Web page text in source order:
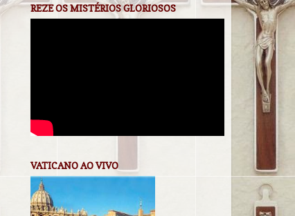
REZE OS MISTÉRIOS GLORIOSOS
VATICANO AO VIVO